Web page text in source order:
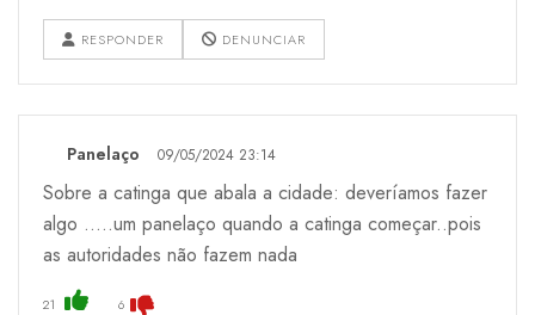
RESPONDER DENUNCIAR
Panelaço 09/05/2024 23:14
Sobre a catinga que abala a cidade: deveríamos fazer
algo .....um panelaço quando a catinga começar..pois
as autoridades não fazem nada
21 6